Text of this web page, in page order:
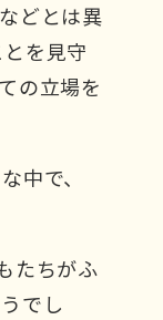
どとは異
を見守
の立場を
中で、
たちがふ
でし